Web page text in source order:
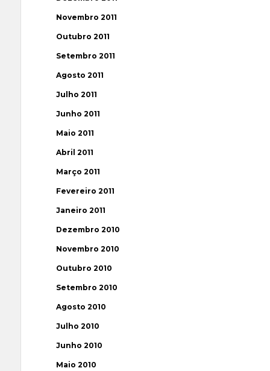
Novembro 2011
Outubro 2011
Setembro 2011
Agosto 2011
Julho 2011
Junho 2011
Maio 2011
Abril 2011
Março 2011
Fevereiro 2011
Janeiro 2011
Dezembro 2010
Novembro 2010
Outubro 2010
Setembro 2010
Agosto 2010
Julho 2010
Junho 2010
Maio 2010